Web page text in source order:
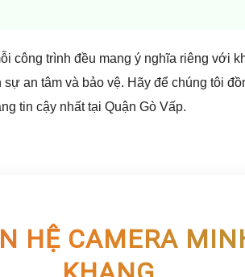
công trình đều mang ý nghĩa riêng với
an tâm và bảo vệ. Hãy để chúng tôi
tin cậy nhất tại Quận Gò Vấp.
HỆ CAMERA